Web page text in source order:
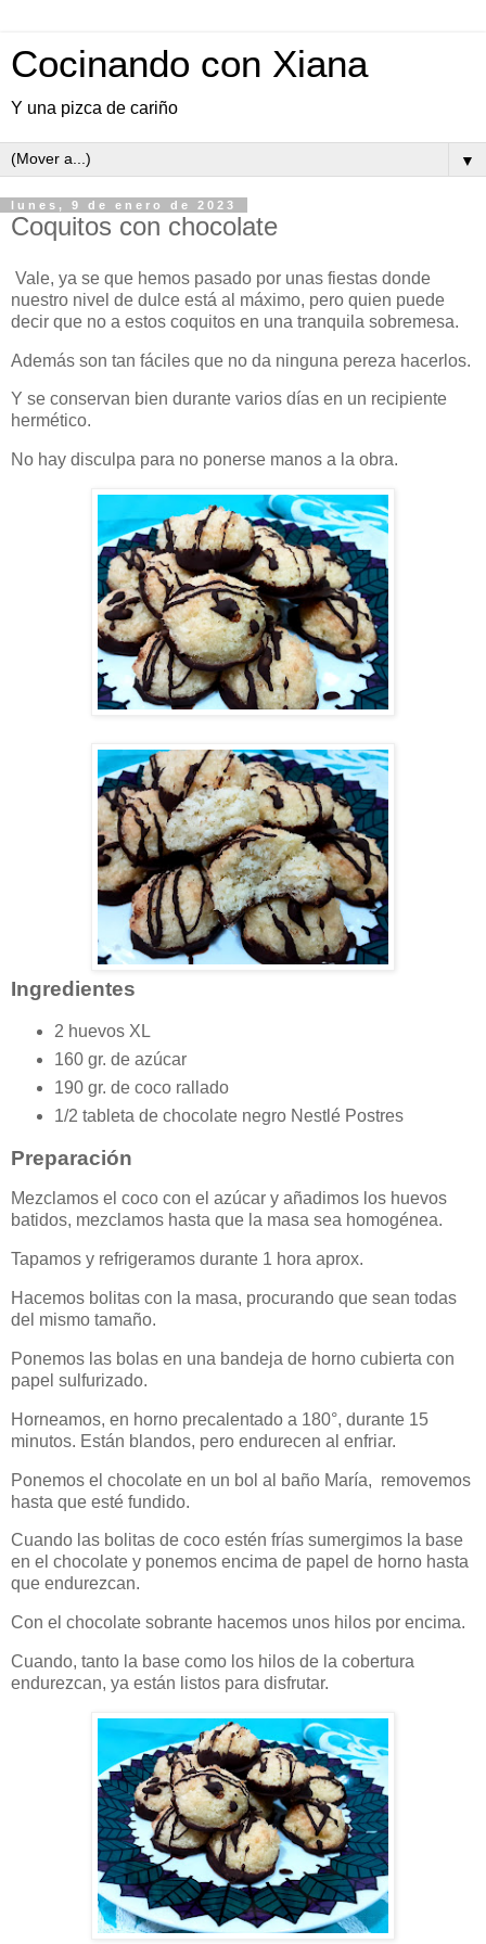
Cocinando con Xiana
Y una pizca de cariño
▼
lunes, 9 de enero de 2023
Coquitos con chocolate
Vale, ya se que hemos pasado por unas fiestas donde
nuestro nivel de dulce está al máximo, pero quien puede
decir que no a estos coquitos en una tranquila sobremesa.
Además son tan fáciles que no da ninguna pereza hacerlos.
Y se conservan bien durante varios días en un recipiente
hermético.
No hay disculpa para no ponerse manos a la obra.
Ingredientes
2 huevos XL
160 gr. de azúcar
190 gr. de coco rallado
1/2 tableta de chocolate negro Nestlé Postres
Preparación
Mezclamos el coco con el azúcar y añadimos los huevos
batidos, mezclamos hasta que la masa sea homogénea.
Tapamos y refrigeramos durante 1 hora aprox.
Hacemos bolitas con la masa, procurando que sean todas
del mismo tamaño.
Ponemos las bolas en una bandeja de horno cubierta con
papel sulfurizado.
Horneamos, en horno precalentado a 180°, durante 15
minutos. Están blandos, pero endurecen al enfriar.
Ponemos el chocolate en un bol al baño María, removemos
hasta que esté fundido.
Cuando las bolitas de coco estén frías sumergimos la base
en el chocolate y ponemos encima de papel de horno hasta
que endurezcan.
Con el chocolate sobrante hacemos unos hilos por encima.
Cuando, tanto la base como los hilos de la cobertura
endurezcan, ya están listos para disfrutar.